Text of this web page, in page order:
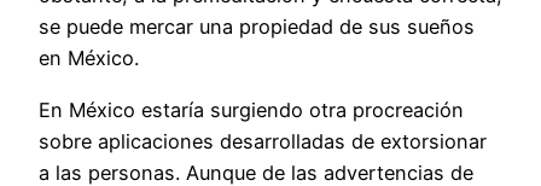
se puede mercar una propiedad de sus sueños
en México.
En México estaría surgiendo otra procreación
sobre aplicaciones desarrolladas de extorsionar
a las personas. Aunque de las advertencias de